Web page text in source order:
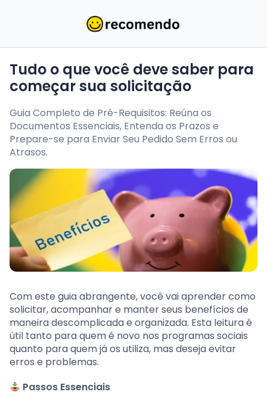
Tudo o que você deve saber para
começar sua solicitação
Guia Completo de Pré-Requisitos: Reúna os
Documentos Essenciais, Entenda os Prazos e
Prepare-se para Enviar Seu Pedido Sem Erros ou
Atrasos.
Com este guia abrangente, você vai aprender como
solicitar, acompanhar e manter seus benefícios de
maneira descomplicada e organizada. Esta leitura é
útil tanto para quem é novo nos programas sociais
quanto para quem já os utiliza, mas deseja evitar
erros e problemas.
Passos Essenciais